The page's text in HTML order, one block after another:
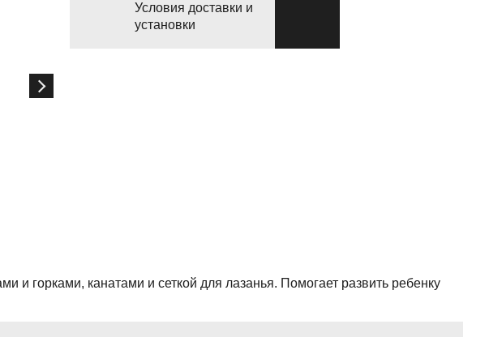
Условия доставки и
установки
и горками, канатами и сеткой для лазанья. Помогает развить ребенку